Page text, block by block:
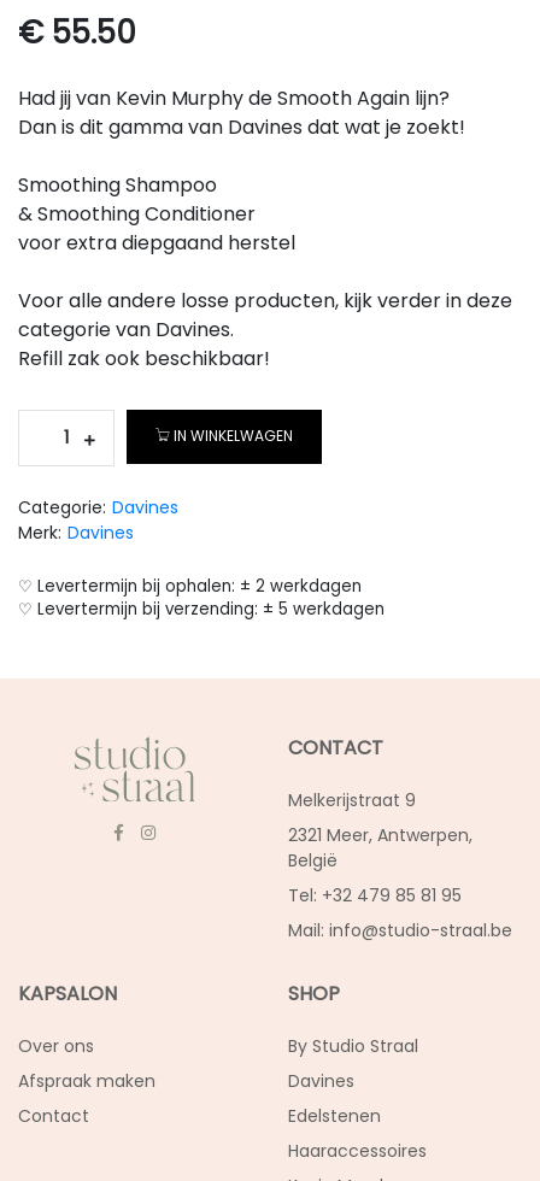
€55.50
Had jij van Kevin Murphy de Smooth Again lijn?
Dan is dit gamma van Davines dat wat je zoekt!
Smoothing Shampoo
& Smoothing Conditioner
voor extra diepgaand herstel
Voor alle andere losse producten, kijk verder in deze
categorie van Davines.
Refill zak ook beschikbaar!
IN WINKELWAGEN
Categorie: Davines
Merk: Davines
♡ Levertermijn bij ophalen: ± 2 werkdagen
♡ Levertermijn bij verzending: ± 5 werkdagen
CONTACT
Melkerijstraat 9
2321 Meer, Antwerpen,
België
Tel: +32 479 85 81 95
Mail: info@studio-straal.be
KAPSALON
Over ons
Afspraak maken
Contact
SHOP
By Studio Straal
Davines
Edelstenen
Haaraccessoires